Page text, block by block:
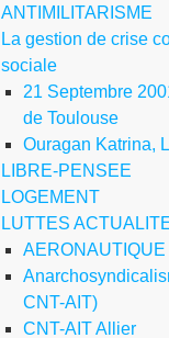
ANTIMILITARISME
La gestion de crise
sociale
21 Septembre
de Toulouse
Ouragan Katrina,
LIBRE-PENSEE
LOGEMENT
LUTTES
AERONAUTIQUE
CNT-AIT)
CNT-AIT Allier